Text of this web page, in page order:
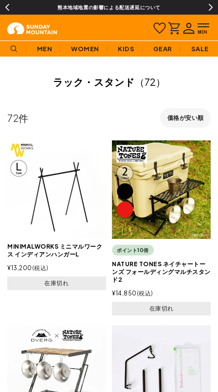
熊本地域地震の影響による配送遅延について
MEN WOMEN KIDS GEAR SALE
ラック・スタンド （72）
価格が安い順
72
MINIMALWORKS ミニマルワーク
ス インディアンハンガーL
¥13,200 税込
在庫切れ
ポイント10倍
NATURE TONES ネイチャートー
ンズ フォールディングマルチスタン
ド2
¥14,850 税込
在庫切れ